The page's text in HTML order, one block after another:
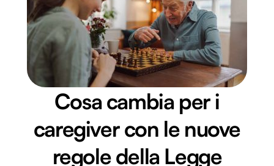
Cosa cambia per i
caregiver con le nuove
regole della Legge